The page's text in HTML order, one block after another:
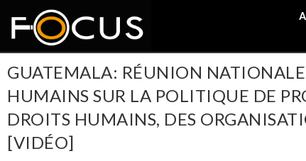
GUATEMALA: RÉUNION NATIONALE
HUMAINS SUR LA POLITIQUE DE
DROITS HUMAINS, DES
[VIDÉO]